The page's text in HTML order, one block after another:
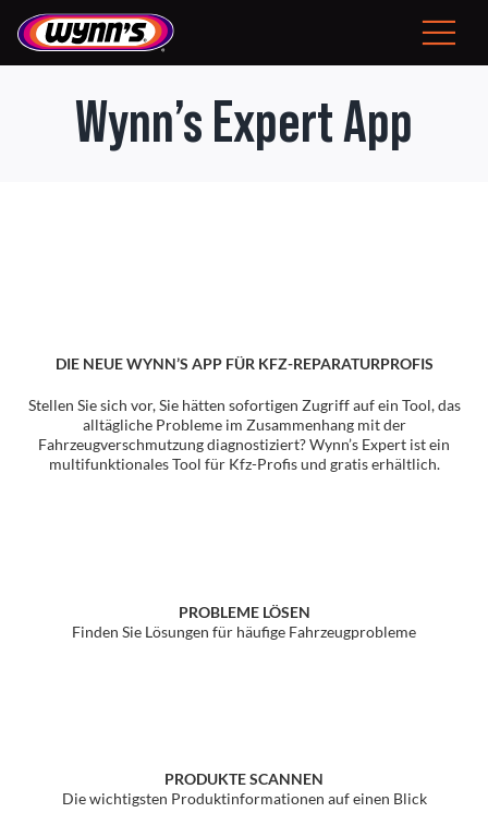
content
Toggle
DE
Über Wynn’s
Wynn’s Expert App
DIE NEUE WYNN’S APP FÜR KFZ-REPARATURPROFIS
Stellen Sie sich vor, Sie hätten sofortigen Zugriff auf ein Tool, das
alltägliche Probleme im Zusammenhang mit der
Fahrzeugverschmutzung diagnostiziert? Wynn’s Expert ist ein
multifunktionales Tool für Kfz-Profis und gratis erhältlich.
PROBLEME LÖSEN
Finden Sie Lösungen für häufige Fahrzeugprobleme
PRODUKTE SCANNEN
Die wichtigsten Produktinformationen auf einen Blick